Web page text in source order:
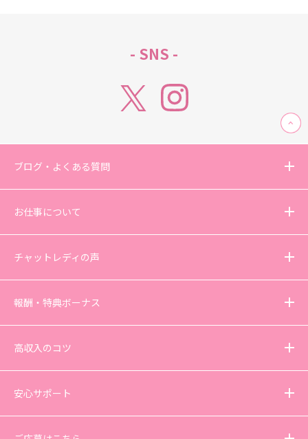
- SNS -
ブログ・よくある質問
お仕事について
チャットレディの声
報酬・特典ボーナス
高収入のコツ
安心サポート